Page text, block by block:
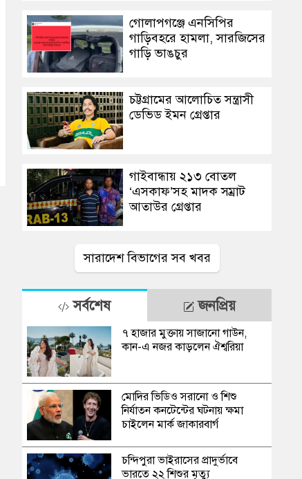
গোলাপগঞ্জে এনসিপির
গাড়িবহরে হামলা, সারজিসের
গাড়ি ভাঙচুর
চট্টগ্রামের আলোচিত সন্ত্রাসী
ডেভিড ইমন গ্রেপ্তার
গাইবান্ধায় ২১৩ বোতল
‘এসকাফ’সহ মাদক সম্রাট
আতাউর গ্রেপ্তার
সারাদেশ বিভাগের সব খবর
সর্বশেষ জনপ্রিয়
৭ হাজার মুক্তায় সাজানো গাউন,
কান-এ নজর কাড়লেন ঐশ্বরিয়া
মোদির ভিডিও সরানো ও শিশু
নির্যাতন কনটেন্টের ঘটনায় ক্ষমা
চাইলেন মার্ক জাকারবার্গ
চন্দিপুরা ভাইরাসের প্রাদুর্ভাবে
ভারতে ২২ শিশুর মৃত্যু